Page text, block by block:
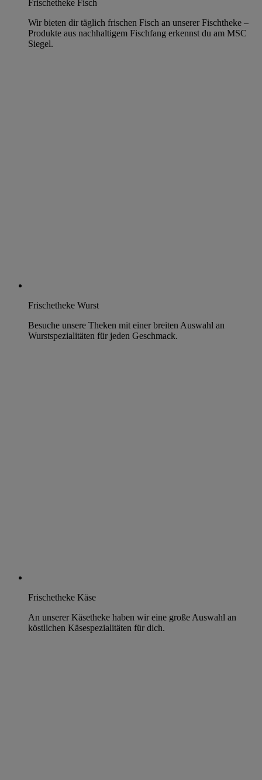
Frischetheke Fisch
Wir bieten dir täglich frischen Fisch an unserer Fischtheke –
Produkte aus nachhaltigem Fischfang erkennst du am MSC
Siegel.
Frischetheke Wurst
Besuche unsere Theken mit einer breiten Auswahl an
Wurstspezialitäten für jeden Geschmack.
Frischetheke Käse
An unserer Käsetheke haben wir eine große Auswahl an
köstlichen Käsespezialitäten für dich.